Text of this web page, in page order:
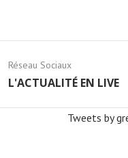
Réseau Sociaux
L'ACTUALITÉ EN LIVE
Tweets by